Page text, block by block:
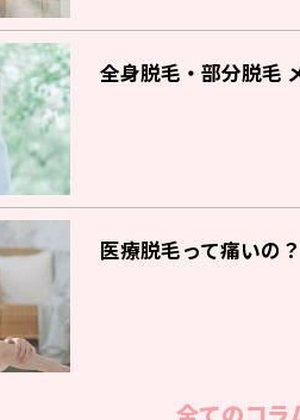
全身脱毛・部分脱毛
医療脱毛って痛いの？